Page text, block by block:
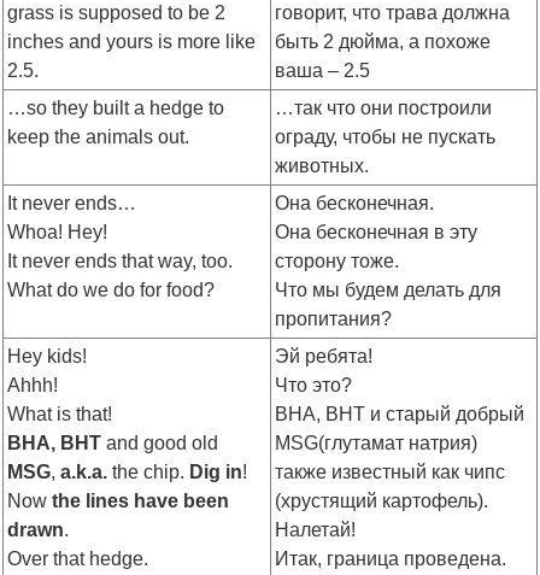
grass is supposed to be 2
inches and yours is more like
2.5.
говорит, что трава должна
быть 2 дюйма, а похоже
ваша – 2.5
…so they built a hedge to
keep the animals out.
…так что они построили
ограду, чтобы не пускать
животных.
It never ends…
Whoa! Hey!
It never ends that way, too.
What do we do for food?
Она бесконечная.
Она бесконечная в эту
сторону тоже.
Что мы будем делать для
пропитания?
Hey kids!
Ahhh!
What is that!
BHA, BHT and good old
MSG, a.k.a. the chip. Dig in!
Now the lines have been
drawn.
Over that hedge.
Эй ребята!
Что это?
BHA, BHT и старый добрый
MSG(глутамат натрия)
также известный как чипс
(хрустящий картофель).
Налетай!
Итак, граница проведена.